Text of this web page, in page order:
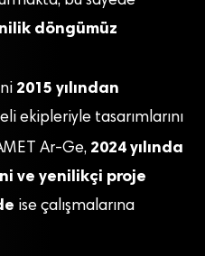
döngümüz
2015 yılından
ekipleriyle tasarımlarını
Ar-Ge, 2024 yılında
ve yenilikçi proje
ise çalışmalarına